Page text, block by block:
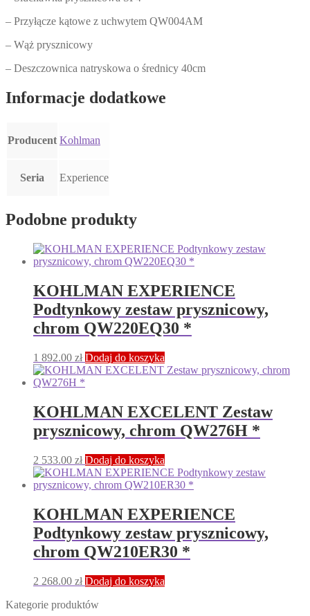
– Przyłącze kątowe z uchwytem QW004AM
– Wąż prysznicowy
– Deszczownica natryskowa o średnicy 40cm
Informacje dodatkowe
Producent Kohlman
Seria Experience
Podobne produkty
KOHLMAN EXPERIENCE
Podtynkowy zestaw prysznicowy,
chrom QW220EQ30 *
1 892.00 zł Dodaj do koszyka
KOHLMAN EXCELENT Zestaw
prysznicowy, chrom QW276H *
2 533.00 zł Dodaj do koszyka
KOHLMAN EXPERIENCE
Podtynkowy zestaw prysznicowy,
chrom QW210ER30 *
2 268.00 zł Dodaj do koszyka
Kategorie produktów